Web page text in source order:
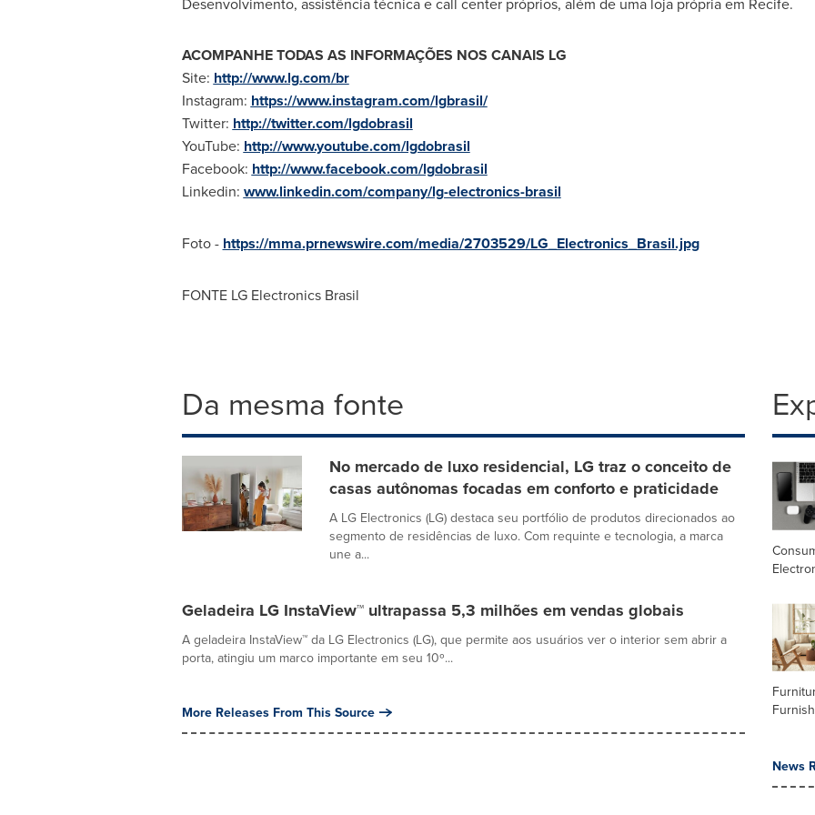
ACOMPANHE TODAS AS INFORMAÇÕES NOS CANAIS LG
Site: http://www.lg.com/br
Instagram: https://www.instagram.com/lgbrasil/
Twitter: http://twitter.com/lgdobrasil
YouTube: http://www.youtube.com/lgdobrasil
Facebook: http://www.facebook.com/lgdobrasil
Linkedin: www.linkedin.com/company/lg-electronics-brasil
Foto - https://mma.prnewswire.com/media/2703529/LG_Electronics_Brasil.jpg
FONTE LG Electronics Brasil
Da mesma fonte
No mercado de luxo residencial, LG traz o conceito de
casas autônomas focadas em conforto e praticidade
A LG Electronics (LG) destaca seu portfólio de produtos direcionados ao
segmento de residências de luxo. Com requinte e tecnologia, a marca
une a...
Geladeira LG InstaView™ ultrapassa 5,3 milhões em vendas globais
A geladeira InstaView™ da LG Electronics (LG), que permite aos usuários ver o interior sem abrir a
porta, atingiu um marco importante em seu 10º...
More Releases From This Source
News